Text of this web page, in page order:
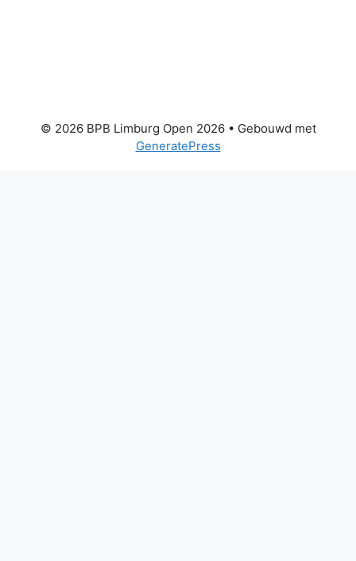
© 2026 BPB Limburg Open 2026• Gebouwd met
GeneratePress